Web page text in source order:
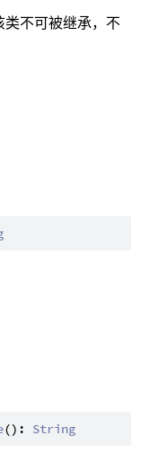
不可被继承，不
(): String